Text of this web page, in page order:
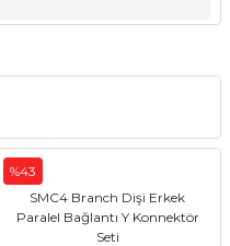
%43
SMC4 Branch Dişi Erkek
Paralel Bağlantı Y Konnektör
Seti